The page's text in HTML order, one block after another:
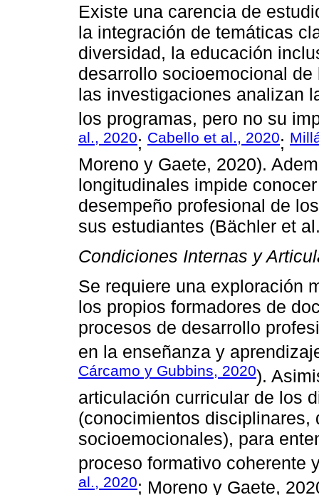
Existe una carencia de
la integración de temáticas
diversidad, la educación
desarrollo socioemocional
las investigaciones analizan
los programas, pero no su
al., 2020; Cabello et al., 2020;
Moreno y Gaete, 2020).
longitudinales impide
desempeño profesional de
sus estudiantes (Bächler et
Condiciones Internas y
Se requiere una exploración
los propios formadores de
procesos de desarrollo
en la enseñanza y
Cárcamo y Gubbins, 2020).
articulación curricular de los
(conocimientos disciplinares,
socioemocionales), para
proceso formativo coherente
al., 2020; Moreno y Gaete,